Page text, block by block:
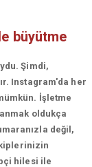
büyütme
Şimdi,
Instagram'da her
İşletme
oldukça
değil,
hilesi ile